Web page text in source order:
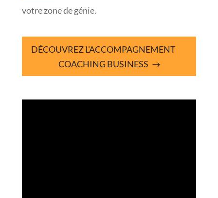
votre zone de génie.
DÉCOUVREZ L'ACCOMPAGNEMENT
COACHING BUSINESS